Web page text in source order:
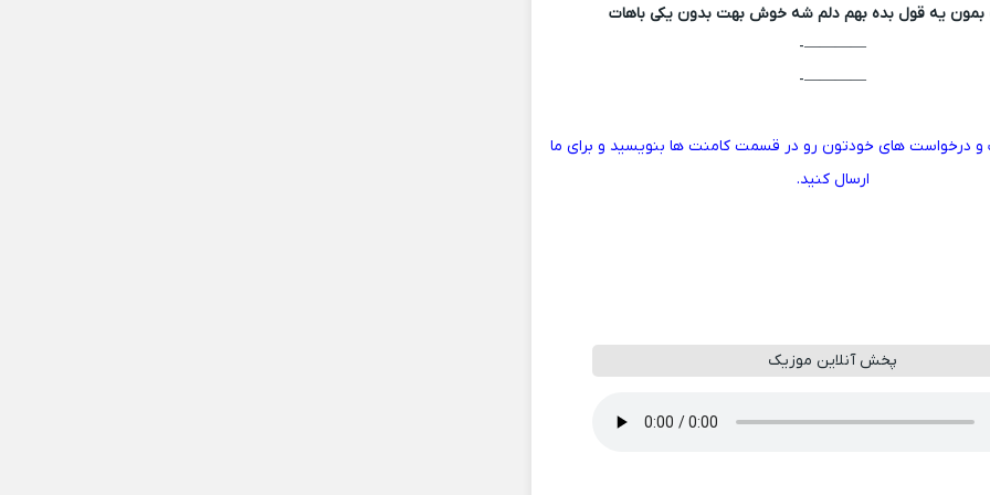
بمون یه قول بده بهم دلم شه خوش بهت بدون یکی باهات
————-
————-
و درخواست های خودتون رو در قسمت کامنت ها بنویسید و برای ما
ارسال کنید.
پخش آنلاین موزیک